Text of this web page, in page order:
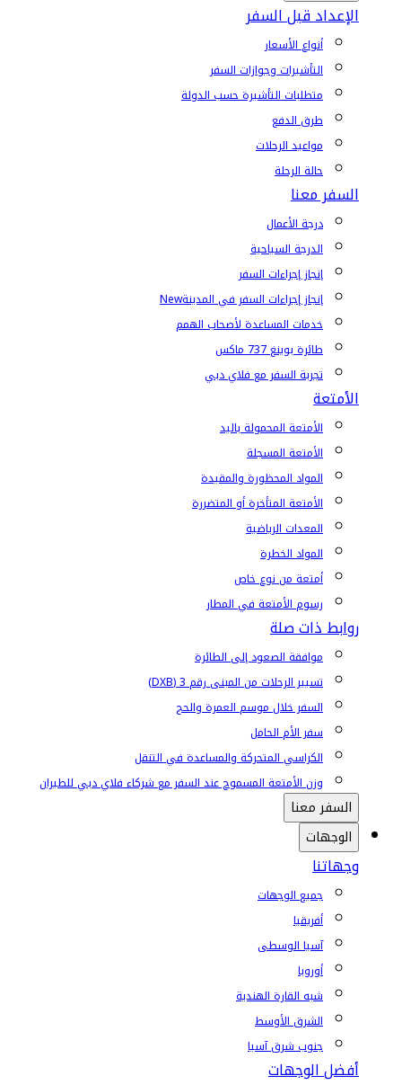
الإعداد قبل السفر
أنواع الأسعار
التأشيرات وجوازات السفر
متطلبات التأشيرة حسب الدولة
طرق الدفع
مواعيد الرحلات
حالة الرحلة
السفر معنا
درجة الأعمال
الدرجة السياحية
إنجاز إجراءات السفر
إنجاز إجراءات السفر في المدينةNew
خدمات المساعدة لأصحاب الهمم
طائرة بوينغ 737 ماكس
تجربة السفر مع فلاي دبي
الأمتعة
الأمتعة المحمولة باليد
الأمتعة المسجلة
المواد المحظورة والمقيدة
الأمتعة المتأخرة أو المتضررة
المعدات الرياضية
المواد الخطرة
أمتعة من نوع خاص
رسوم الأمتعة في المطار
روابط ذات صلة
موافقة الصعود إلى الطائرة
تسيير الرحلات من المبنى رقم 3 (DXB)
السفر خلال موسم العمرة والحج
سفر الأم الحامل
الكراسي المتحركة والمساعدة في التنقل
وزن الأمتعة المسموح عند السفر مع شركاء فلاي دبي للطيران
السفر معنا
الوجهات
وجهاتنا
جميع الوجهات
أفريقيا
آسيا الوسطى
أوروبا
شبه القارة الهندية
الشرق الأوسط
جنوب شرق آسيا
أفضل الوجهات